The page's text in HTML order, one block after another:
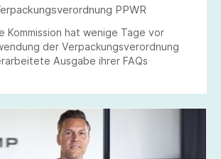
PPWR
Kommission hat wenige Tage vor
der Verpackungsverordnung
Ausgabe ihrer FAQs